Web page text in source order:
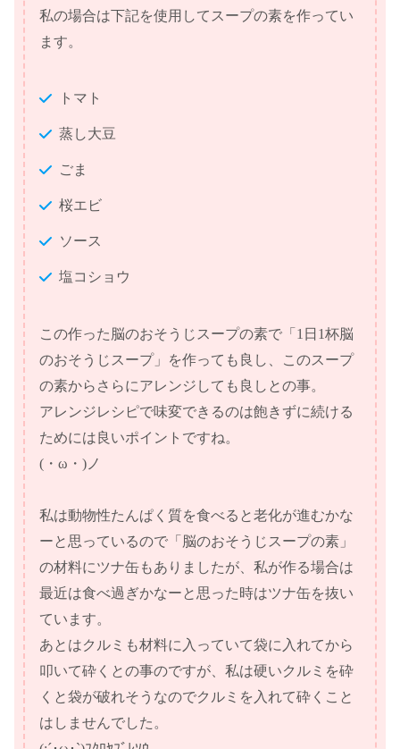
私の場合は下記を使用してスープの素を作ってい
ます。
トマト
蒸し大豆
ごま
桜エビ
ソース
塩コショウ
この作った脳のおそうじスープの素で「1日1杯脳
のおそうじスープ」を作っても良し、このスープ
の素からさらにアレンジしても良しとの事。
アレンジレシピで味変できるのは飽きずに続ける
ためには良いポイントですね。
(・ω・)ノ
私は動物性たんぱく質を食べると老化が進むかな
ーと思っているので「脳のおそうじスープの素」
の材料にツナ缶もありましたが、私が作る場合は
最近は食べ過ぎかなーと思った時はツナ缶を抜い
ています。
あとはクルミも材料に入っていて袋に入れてから
叩いて砕くとの事のですが、私は硬いクルミを砕
くと袋が破れそうなのでクルミを入れて砕くこと
はしませんでした。